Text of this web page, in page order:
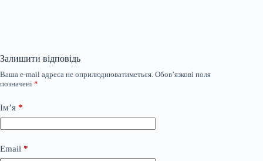
Залишити відповідь
Ваша e-mail адреса не оприлюднюватиметься. Обов’язкові поля
позначені *
Ім’я *
Email *